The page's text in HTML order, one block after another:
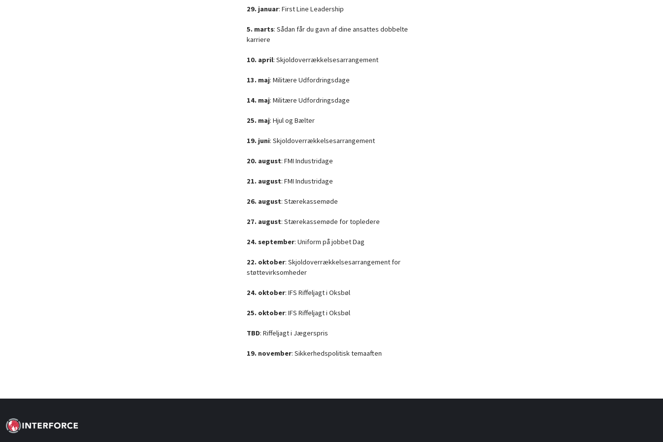
29. januar: First Line Leadership
5. marts: Sådan får du gavn af dine ansattes dobbelte
karriere
10. april: Skjoldoverrækkelsesarrangement
13. maj: Militære Udfordringsdage
14. maj: Militære Udfordringsdage
25. maj: Hjul og Bælter
19. juni: Skjoldoverrækkelsesarrangement
20. august: FMI Industridage
21. august: FMI Industridage
26. august: Stærekassemøde
27. august: Stærekassemøde for topledere
24. september: Uniform på jobbet Dag
22. oktober: Skjoldoverrækkelsesarrangement for
støttevirksomheder
24. oktober: IFS Riffeljagt i Oksbøl
25. oktober: IFS Riffeljagt i Oksbøl
TBD: Riffeljagt i Jægerspris
19. november: Sikkerhedspolitisk temaaften